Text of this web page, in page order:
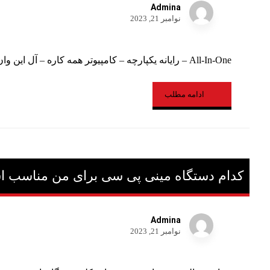
Admina
نوامبر 21, 2023
All-In-One – رایانه یکپارچه – کامپیوتر همه کاره – آل این وان. اینها نامهایی است ...
ادامه مطلب
کدام دستگاه مینی پی سی برای من مناسب
Admina
نوامبر 21, 2023